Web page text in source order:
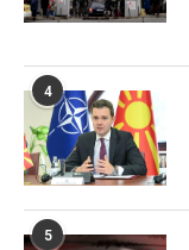
4
5